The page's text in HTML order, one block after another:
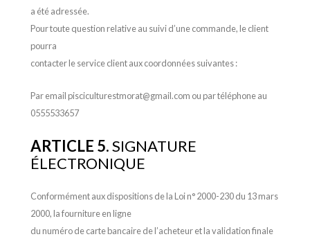
a été adressée.
Pour toute question relative au suivi d’une commande, le client
pourra
contacter le service client aux coordonnées suivantes :
Par email pisciculturestmorat@gmail.com ou par téléphone au
0555533657
ARTICLE 5.SIGNATURE
ÉLECTRONIQUE
Conformément aux dispositions de la Loi n° 2000-230 du 13 mars
2000, la fourniture en ligne
du numéro de carte bancaire de l’acheteur et la validation finale